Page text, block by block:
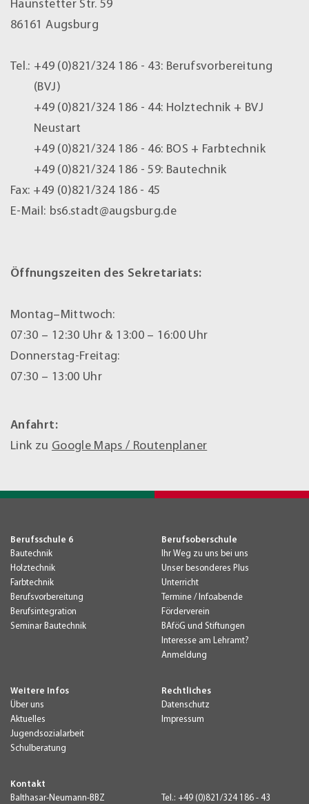
Haunstetter Str. 59
86161 Augsburg
Tel.: +49 (0)821/324 186 - 43: Berufsvorbereitung
(BVJ)
+49 (0)821/324 186 - 44: Holztechnik + BVJ
Neustart
+49 (0)821/324 186 - 46: BOS + Farbtechnik
+49 (0)821/324 186 - 59: Bautechnik
Fax: +49 (0)821/324 186 - 45
E-Mail: bs6.stadt@augsburg.de
Öffnungszeiten des Sekretariats:
Montag–Mittwoch:
07:30 – 12:30 Uhr & 13:00 – 16:00 Uhr
Donnerstag-Freitag:
07:30 – 13:00 Uhr
Anfahrt:
Link zu Google Maps / Routenplaner
Berufsschule 6
Bautechnik
Holztechnik
Farbtechnik
Berufsvorbereitung
Berufsintegration
Seminar Bautechnik
Berufsoberschule
Ihr Weg zu uns bei uns
Unser besonderes Plus
Unterricht
Termine / Infoabende
Förderverein
BAföG und Stiftungen
Interesse am Lehramt?
Anmeldung
Weitere Infos
Über uns
Aktuelles
Jugendsozialarbeit
Schulberatung
Rechtliches
Datenschutz
Impressum
Kontakt
Balthasar-Neumann-BBZ Tel.: +49 (0)821/324 186 - 43